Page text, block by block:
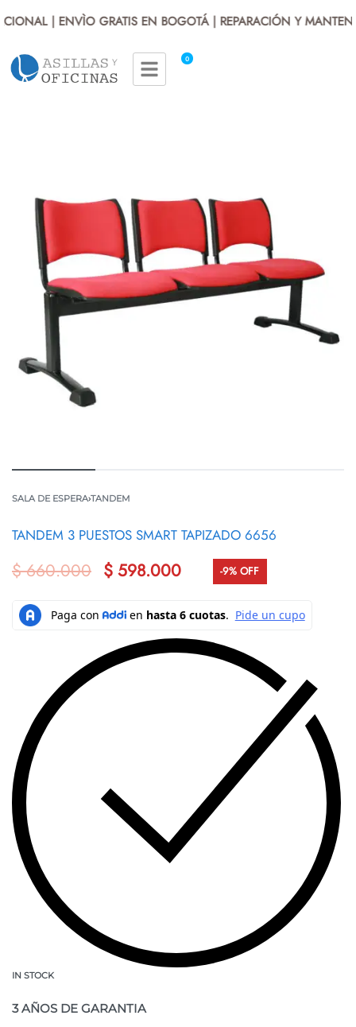
| ENVÌO GRATIS EN BOGOTÁ | REPARACIÓN Y
0
SALA DE ESPERA›TANDEM
TANDEM 3 PUESTOS SMART TAPIZADO 6656
$660.000 $ 598.000 -9% OFF
IN STOCK
3 AÑOS DE GARANTIA